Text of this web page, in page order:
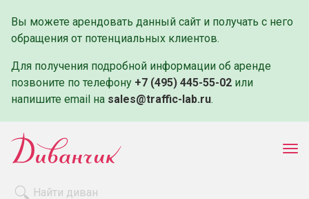
Вы можете арендовать данный сайт и получать с него
обращения от потенциальных клиентов.
Для получения подробной информации об аренде
позвоните по телефону +7 (495) 445-55-02 или
напишите email на sales@traffic-lab.ru.